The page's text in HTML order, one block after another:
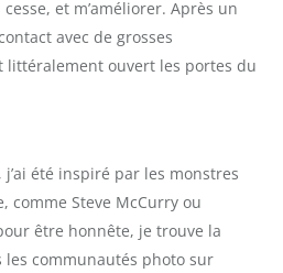
cesse, et m’améliorer. Après un
avec de grosses
littéralement ouvert les portes du
été inspiré par les monstres
comme Steve McCurry ou
être honnête, je trouve la
communautés photo sur